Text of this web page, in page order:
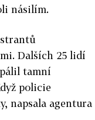
násilím.
Dalších 25 lidí
tamní
policie
napsala agentura